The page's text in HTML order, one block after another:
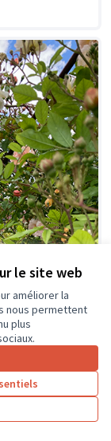
le site web
améliorer la
nous permettent
plus